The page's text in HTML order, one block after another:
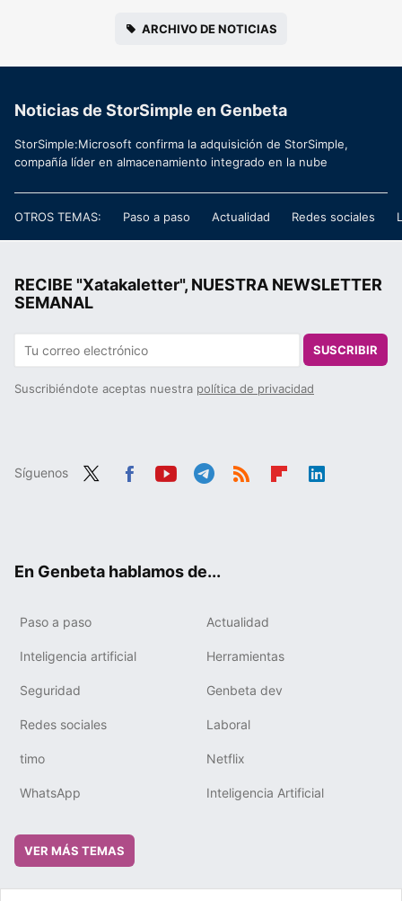
ARCHIVO DE NOTICIAS
Noticias de StorSimple en Genbeta
StorSimple:Microsoft confirma la adquisición de StorSimple,
compañía líder en almacenamiento integrado en la nube
OTROS TEMAS: Paso a paso Actualidad Redes sociales
RECIBE "Xatakaletter", NUESTRA NEWSLETTER
SEMANAL
SUSCRIBIR
Suscribiéndote aceptas nuestra política de privacidad
Síguenos
En Genbeta hablamos de...
Paso a paso Actualidad
Inteligencia artificial Herramientas
Seguridad Genbeta dev
Redes sociales Laboral
timo Netflix
WhatsApp Inteligencia Artificial
VER MÁS TEMAS